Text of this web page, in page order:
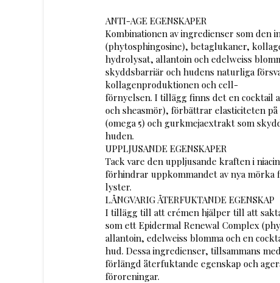
ANTI-AGE EGENSKAPER
Kombinationen av ingredienser som den
(phytosphingosine), betaglukaner,
hydrolysat, allantoin och edelweiss
skyddsbarriär och hudens naturliga
kollagenproduktionen och cell-
förnyelsen. I tillägg finns det en cocktail
och sheasmör), förbättrar elasticiteten
(omega 5) och gurkmejaextrakt som
huden.
UPPLJUSANDE EGENSKAPER
Tack vare den uppljusande kraften i
förhindrar uppkommandet av nya
lyster.
LÅNGVARIG ÅTERFUKTANDE EGENSKAP
I tillägg till att crémen hjälper till att
som ett Epidermal Renewal Complex
allantoin, edelweiss blomma och en
hud. Dessa ingredienser, tillsammans
förlängd återfuktande egenskap och
föroreningar.